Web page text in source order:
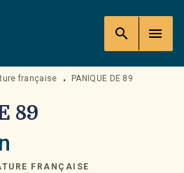
search menu
française • PANIQUE DE 89
89
FRANÇAISE